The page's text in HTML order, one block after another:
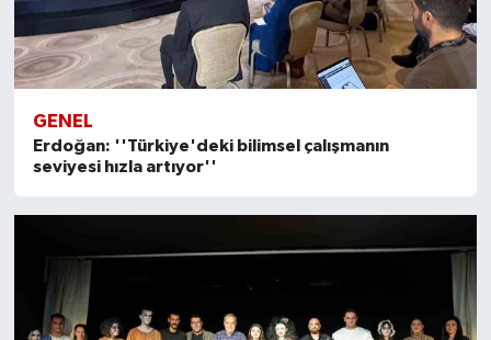
GENEL
Erdoğan: ''Türkiye'deki bilimsel çalışmanın
seviyesi hızla artıyor''